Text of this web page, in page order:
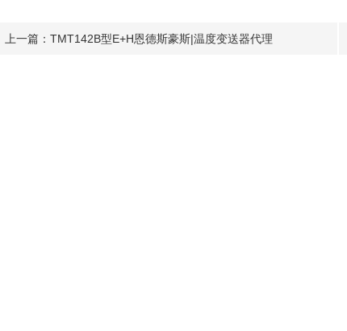
上一篇： TMT142B型E+H恩德斯豪斯|温度变送器代理